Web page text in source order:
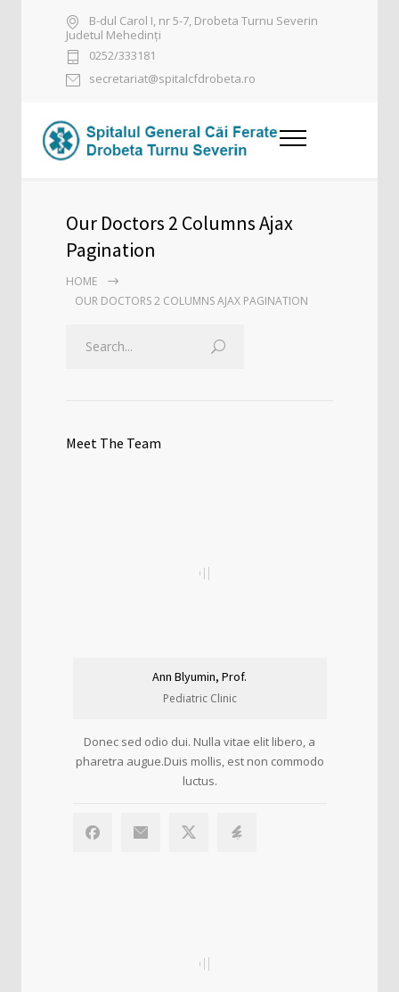
B-dul Carol I, nr 5-7, Drobeta Turnu Severin
Judetul Mehedinți
0252/333181
secretariat@spitalcfdrobeta.ro
Our Doctors 2 Columns Ajax
Pagination
HOME
OUR DOCTORS 2 COLUMNS AJAX PAGINATION
Meet The Team
Ann Blyumin, Prof.
Pediatric Clinic
Donec sed odio dui. Nulla vitae elit libero, a
pharetra augue.Duis mollis, est non commodo
luctus.